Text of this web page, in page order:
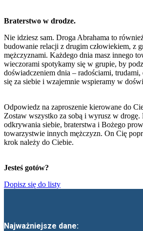
Braterstwo w drodze.
Nie idziesz sam. Droga Abrahama to
budowanie relacji z drugim człowiekiem, z
mężczyznami. Każdego dnia masz innego
wieczorami spotykamy się w grupie, by
doświadczeniem dnia – radościami,
się za siebie i wzajemnie wspieramy w
Odpowiedz na zaproszenie kierowane do
Zostaw wszystko za sobą i wyrusz w drogę.
odkrywania siebie, braterstwa i Bożego
towarzystwie innych mężczyzn. On Cię
krok należy do Ciebie.
Jesteś gotów?
Dopisz się do listy
Najważniejsze dane: